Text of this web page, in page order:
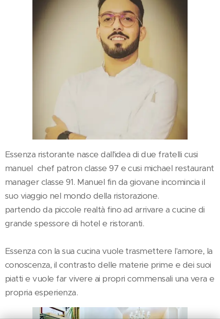
Essenza ristorante nasce dall'idea di due fratelli cusi
manuel chef patron classe 97 e cusi michael restaurant
manager classe 91. Manuel fin da giovane incomincia il
suo viaggio nel mondo della ristorazione.
partendo da piccole realtà fino ad arrivare a cucine di
grande spessore di hotel e ristoranti.
Essenza con la sua cucina vuole trasmettere l'amore, la
conoscenza, il contrasto delle materie prime e dei suoi
piatti e vuole far vivere ai propri commensali una vera e
propria esperienza.